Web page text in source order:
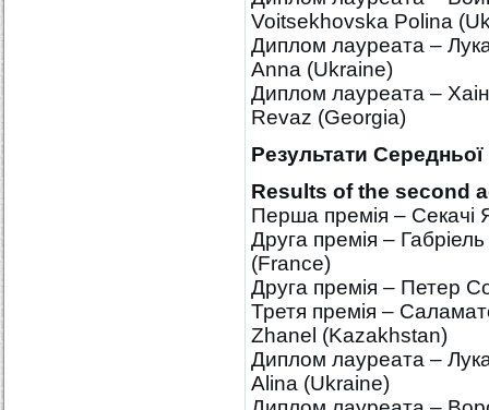
Voitsekhovska Polina
Диплом лауреата –
Anna (Ukraine)
Диплом лауреата –
Revaz (Georgia)
Результати Середньої
Results of the second
Перша премія –
Друга премія –
(France)
Друга премія – Петер
Третя премія –
Zhanel (Kazakhstan)
Диплом лауреата –
Alina (Ukraine)